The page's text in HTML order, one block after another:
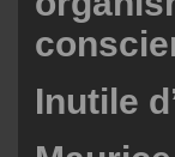
Inutile